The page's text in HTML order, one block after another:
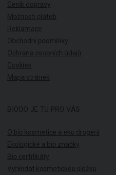
Ceník dopravy
Možnosti plateb
Reklamace
Obchodní podmínky
Ochrana osobních údajů
Cookies
Mapa stránek
BIOOO JE TU PRO VÁS
O bio kosmetice a eko drogerii
Ekologické a bio značky
Bio certifikáty
Vyhledat kosmetickou složku